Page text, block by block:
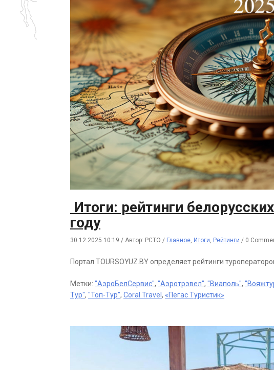
Итоги: рейтинги
году
30.12.2025 10:19 / Автор: РСТО / Главное, Итоги, Рейтинги / 0
Портал TOURSOYUZ.BY определяет рейтинги
Метки: "АэроБелСервис", "Аэротрэвел", "Виаполь",
Тур", "Топ-Тур", Coral Travel , «Пегас Туристик»